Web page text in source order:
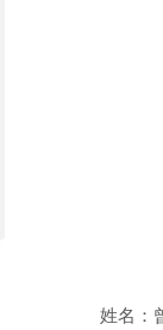
姓名：